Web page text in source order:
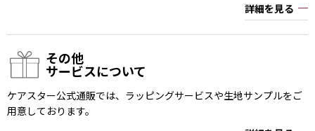
詳細を見る
その他
サービスについて
ケアスター公式通販では、ラッピングサービスや生地サンプルをご
用意しております。